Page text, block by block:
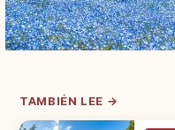
TAMBIÉN LEE →